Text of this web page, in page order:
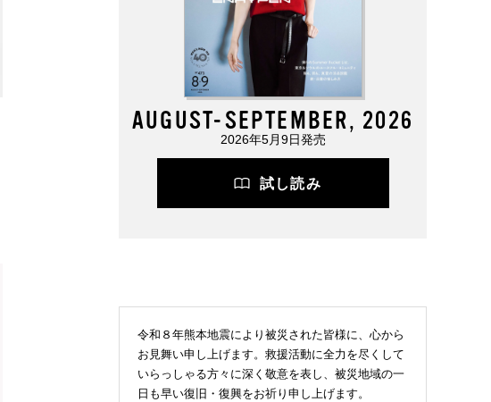
AUGUST-SEPTEMBER, 2026
2026年5月9日発売
試し読み
令和８年熊本地震により被災された皆様に、心から
お見舞い申し上げます。救援活動に全力を尽くして
いらっしゃる方々に深く敬意を表し、被災地域の一
日も早い復旧・復興をお祈り申し上げます。